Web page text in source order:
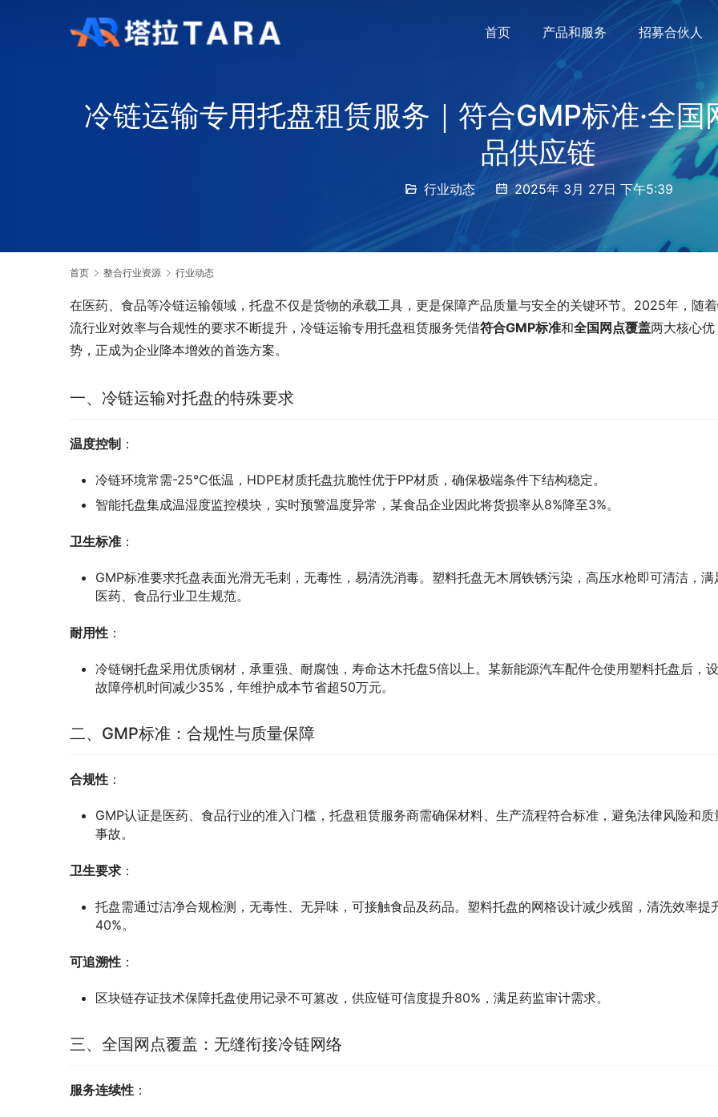
首页 产品和服务 招募合伙人
冷链运输专用托盘租赁服务｜符合GMP标准·全
品供应链
行业动态 2025年 3月 27日 下午5:39
首页 整合行业资源 行业动态
在医药、食品等冷链运输领域，托盘不仅是货物的承载工具，更是保障产品质量与安全的关键环节。2025年，随
流行业对效率与合规性的要求不断提升，冷链运输专用托盘租赁服务凭借符合GMP标准和全国网点覆盖两大核心优
势，正成为企业降本增效的首选方案。
一、冷链运输对托盘的特殊要求
温度控制 ：
冷链环境常需-25℃低温，HDPE材质托盘抗脆性优于PP材质，确保极端条件下结构稳定。
智能托盘集成温湿度监控模块，实时预警温度异常，某食品企业因此将货损率从8%降至3%。
卫生标准 ：
GMP标准要求托盘表面光滑无毛刺，无毒性，易清洗消毒。塑料托盘无木屑铁锈污染，高压水枪即可清洁，满
医药、食品行业卫生规范。
耐用性 ：
冷链钢托盘采用优质钢材，承重强、耐腐蚀，寿命达木托盘5倍以上。某新能源汽车配件仓使用塑料托盘后，
故障停机时间减少35%，年维护成本节省超50万元。
二、GMP标准：合规性与质量保障
合规性 ：
GMP认证是医药、食品行业的准入门槛，托盘租赁服务商需确保材料、生产流程符合标准，避免法律风险和质
事故。
卫生要求 ：
托盘需通过洁净合规检测，无毒性、无异味，可接触食品及药品。塑料托盘的网格设计减少残留，清洗效率提
40%。
可追溯性 ：
区块链存证技术保障托盘使用记录不可篡改，供应链可信度提升80%，满足药监审计需求。
三、全国网点覆盖：无缝衔接冷链网络
服务连续性 ：